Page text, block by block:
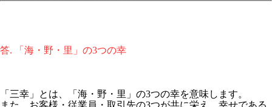
答. 「海・野・里」の3つの幸
「三幸」とは、「海・野・里」の3つの幸を意味します。
また、お客様・従業員・取引先の3つが共に栄え、幸せである